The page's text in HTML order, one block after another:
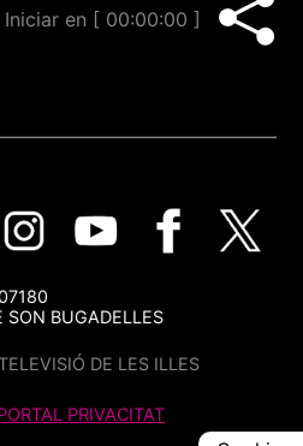
Iniciar en [ 00:00:00 ]
SON BUGADELLES
DE LES ILLES
PRIVACITAT